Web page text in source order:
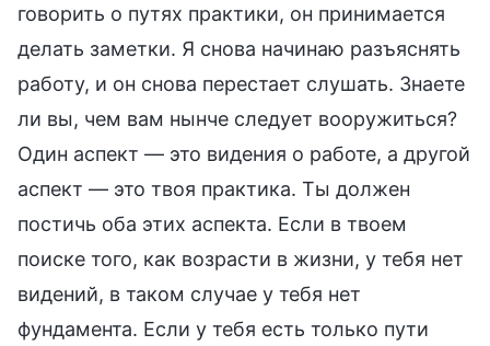
говорить о путях практики, он принимается
делать заметки. Я снова начинаю разъяснять
работу, и он снова перестает слушать. Знаете
ли вы, чем вам нынче следует вооружиться?
Один аспект — это видения о работе, а другой
аспект — это твоя практика. Ты должен
постичь оба этих аспекта. Если в твоем
поиске того, как возрасти в жизни, у тебя нет
видений, в таком случае у тебя нет
фундамента. Если у тебя есть только пути